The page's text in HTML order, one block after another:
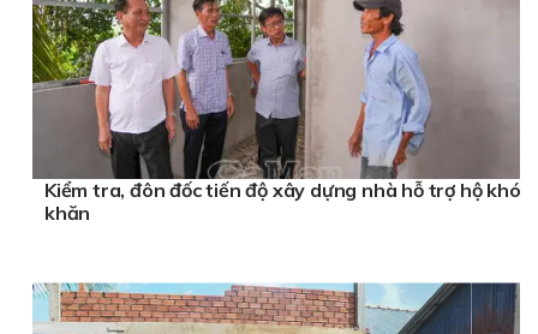
Kiểm tra, đôn đốc tiến độ xây dựng nhà hỗ trợ hộ khó
khăn